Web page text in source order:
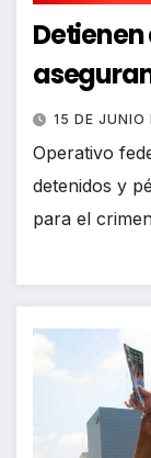
Detienen
15 DE JUNIO
Operativo
detenidos y
para el